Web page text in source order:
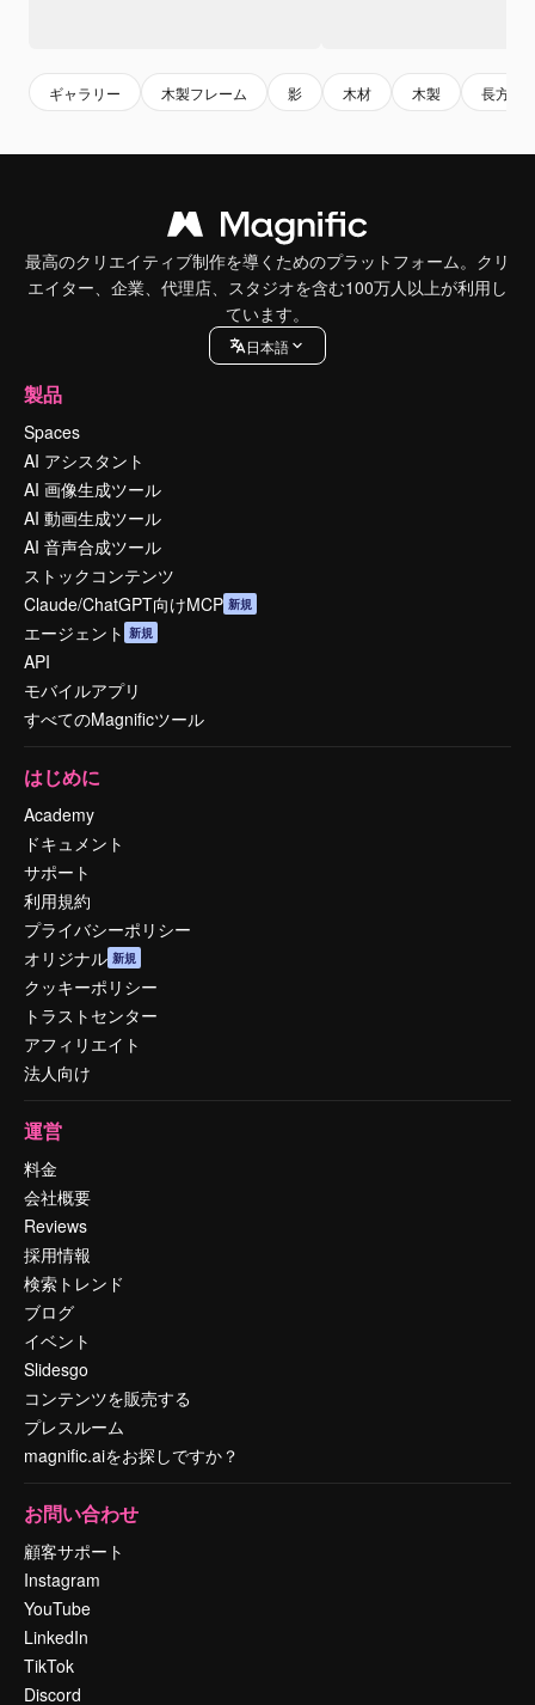
ギャラリー 木製フレーム 影 木材 木製 長方形
最高のクリエイティブ制作を導くためのプラットフォーム。クリ
エイター、企業、代理店、スタジオを含む100万人以上が利用し
ています。
日本語
製品
Spaces
AI アシスタント
AI 画像生成ツール
AI 動画生成ツール
AI 音声合成ツール
ストックコンテンツ
Claude/ChatGPT向けMCP 新規
エージェント 新規
API
モバイルアプリ
すべてのMagnificツール
はじめに
Academy
ドキュメント
サポート
利用規約
プライバシーポリシー
オリジナル 新規
クッキーポリシー
トラストセンター
アフィリエイト
法人向け
運営
料金
会社概要
Reviews
採用情報
検索トレンド
ブログ
イベント
Slidesgo
コンテンツを販売する
プレスルーム
magnific.aiをお探しですか？
お問い合わせ
顧客サポート
Instagram
YouTube
LinkedIn
TikTok
Discord